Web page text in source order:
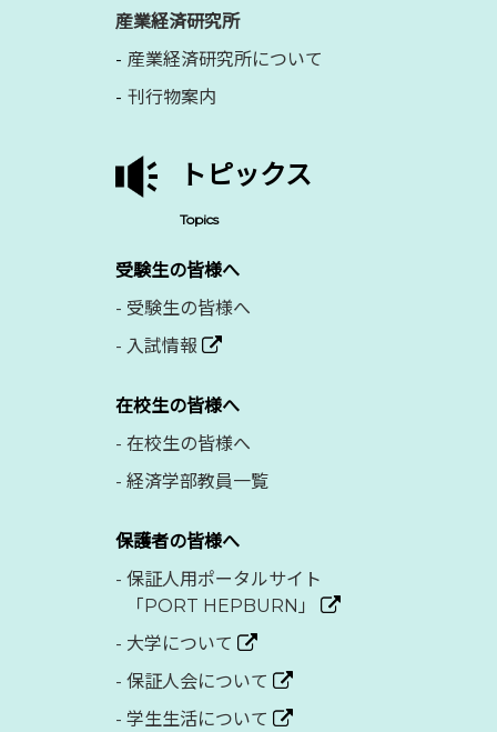
産業経済研究所
産業経済研究所について
刊行物案内
トピックス
Topics
受験生の皆様へ
- 受験生の皆様へ
- 入試情報
在校生の皆様へ
- 在校生の皆様へ
- 経済学部教員一覧
保護者の皆様へ
- 保証人用ポータルサイト
「PORT HEPBURN」
- 大学について
- 保証人会について
- 学生生活について